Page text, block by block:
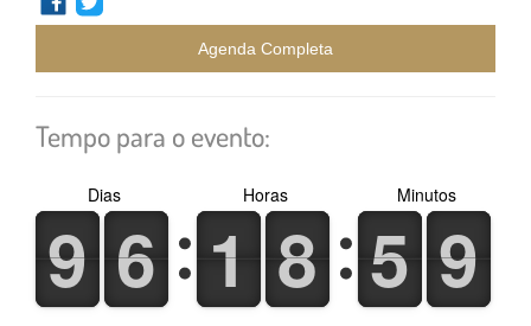
Agenda Completa
Tempo para o evento:
9
9
9
9 6
6
6
6
Dias
1
1
1
1 8
8
8
8
Horas
5
5
5
5 9
9
9
9
Minutos